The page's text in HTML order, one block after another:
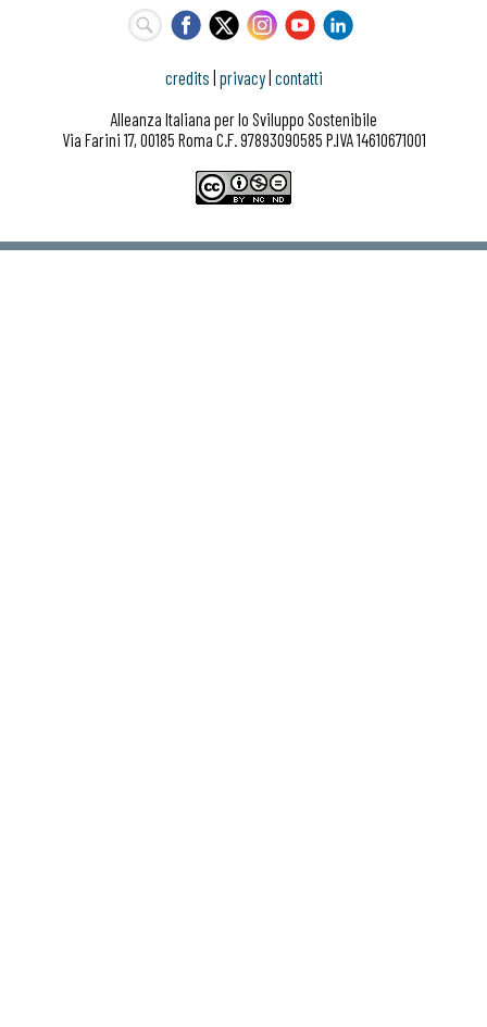
credits privacy| contatti
Alleanza Italiana per lo Sviluppo Sostenibile
Via Farini 17, 00185 Roma C.F. 97893090585 P.IVA 14610671001